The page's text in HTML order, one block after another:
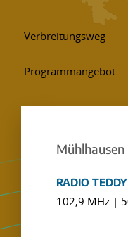
Mühlhausen
RADIO TEDDY
102,9 MHz |